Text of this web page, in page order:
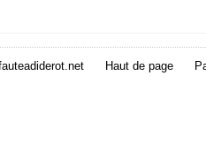
Haut de page